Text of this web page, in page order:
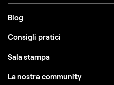
Blog
Consigli pratici
Sala stampa
La nostra community